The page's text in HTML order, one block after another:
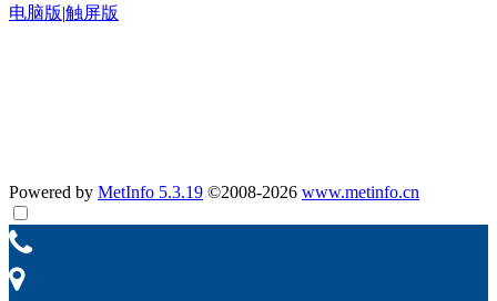
电脑版|触屏版
Powered by MetInfo 5.3.19 ©2008-2026 www.metinfo.cn